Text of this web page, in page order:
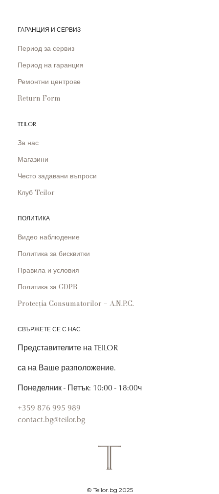
ГАРАНЦИЯ И СЕРВИЗ
Период за сервиз
Период на гаранция
Ремонтни центрове
Return Form
TEILOR
За нас
Магазини
Често задавани въпроси
Клуб Teilor
ПОЛИТИКА
Видео наблюдение
Политика за бисквитки
Правила и условия
Политика за GDPR
Protecția Consumatorilor – A.N.P.C.
СВЪРЖЕТЕ СЕ С НАС
Представителите на TEILOR
са на Ваше разположение.
Понеделник - Петък: 10:00 - 18:00ч
+359 876 995 989
contact.bg@teilor.bg
© Teilor.bg 2025